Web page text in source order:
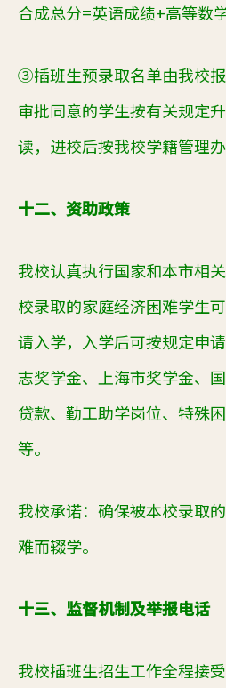
合成总分=英语成绩+高等数
③插班生预录取名单由我校
审批同意的学生按有关规定
读，进校后按我校学籍管理办
十二、资助政策
我校认真执行国家和本市相
校录取的家庭经济困难学生
请入学，入学后可按规定申
志奖学金、上海市奖学金、
贷款、勤工助学岗位、特殊
等。
我校承诺：确保被本校录取
难而辍学。
十三、监督机制及举报电话
我校插班生招生工作全程接